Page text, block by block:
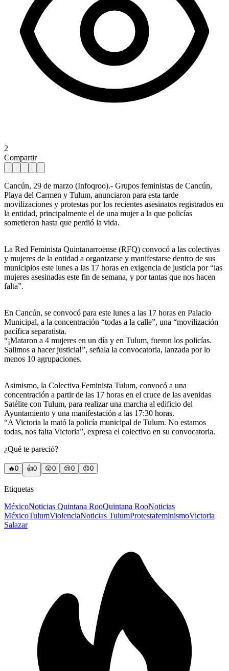
2
Compartir
Cancún, 29 de marzo (Infoqroo).- Grupos feministas de Cancún,
Playa del Carmen y Tulum, anunciaron para esta tarde
movilizaciones y protestas por los recientes asesinatos registrados en
la entidad, principalmente el de una mujer a la que policías
sometieron hasta que perdió la vida.
La Red Feminista Quintanarroense (RFQ) convocó a las colectivas
y mujeres de la entidad a organizarse y manifestarse dentro de sus
municipios este lunes a las 17 horas en exigencia de justicia por “las
mujeres asesinadas este fin de semana, y por tantas que nos hacen
falta”.
En Cancún, se convocó para este lunes a las 17 horas en Palacio
Municipal, a la concentración “todas a la calle”, una “movilización
pacífica separatista.
“¡Mataron a 4 mujeres en un día y en Tulum, fueron los policías.
Salimos a hacer justicia!”, señala la convocatoria, lanzada por lo
menos 10 agrupaciones.
Asimismo, la Colectiva Feminista Tulum, convocó a una
concentración a partir de las 17 horas en el cruce de las avenidas
Satélite con Tulum, para realizar una marcha al edificio del
Ayuntamiento y una manifestación a las 17:30 horas.
“A Victoria la mató la policía municipal de Tulum. No estamos
todas, nos falta Victoria”, expresa el colectivo en su convocatoria.
¿Qué te pareció?
🔥0 👍0 😲0 😢0 😠0
Etiquetas
MéxicoNoticias Quintana RooQuintana RooNoticias
MéxicoTulumViolenciaNoticias TulumProtestafeminismoVictoria
Salazar